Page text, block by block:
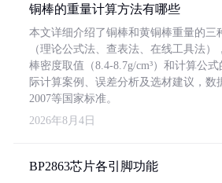
铜棒的重量计算方法有哪些
本文详细介绍了铜棒和黄铜棒重量的三
（理论公式法、查表法、在线工具法）
棒密度取值（8.4-8.7g/cm³）和计算公
际计算案例、误差分析及选材建议，数
2007等国家标准。
2026年8月4日
BP2863芯片各引脚功能